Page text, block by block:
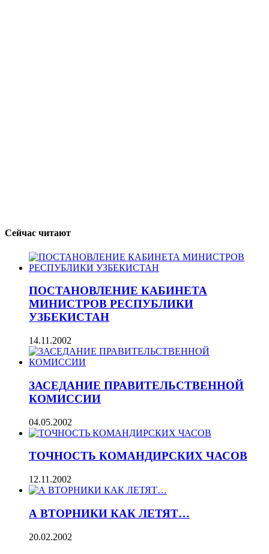
Сейчас читают
ПОСТАНОВЛЕНИЕ КАБИНЕТА
МИНИСТРОВ РЕСПУБЛИКИ
УЗБЕКИСТАН
14.11.2002
ЗАСЕДАНИЕ ПРАВИТЕЛЬСТВЕННОЙ
КОМИССИИ
04.05.2002
ТОЧНОСТЬ КОМАНДИРСКИХ ЧАСОВ
12.11.2002
А ВТОРНИКИ КАК ЛЕТЯТ…
20.02.2002